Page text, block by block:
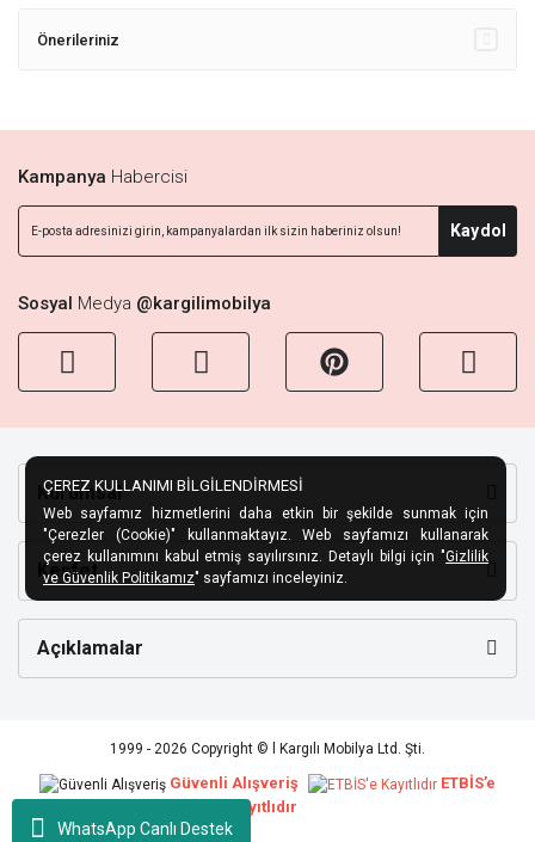
WhatsApp Canlı Destek
Önerileriniz
Kampanya Habercisi
Kaydol
Sosyal Medya @kargilimobilya
Kurumsal
Keşfet
Açıklamalar
1999 - 2026 Copyright © l Kargılı Mobilya Ltd. Şti.
Güvenli Alışveriş
ETBİS’e
Kayıtlıdır
ÇEREZ KULLANIMI BİLGİLENDİRMESİ
Web sayfamız hizmetlerini daha etkin bir şekilde sunmak için
"Çerezler (Cookie)" kullanmaktayız. Web sayfamızı kullanarak
çerez kullanımını kabul etmiş sayılırsınız. Detaylı bilgi için "Gizlilik
ve Güvenlik Politikamız" sayfamızı inceleyiniz.